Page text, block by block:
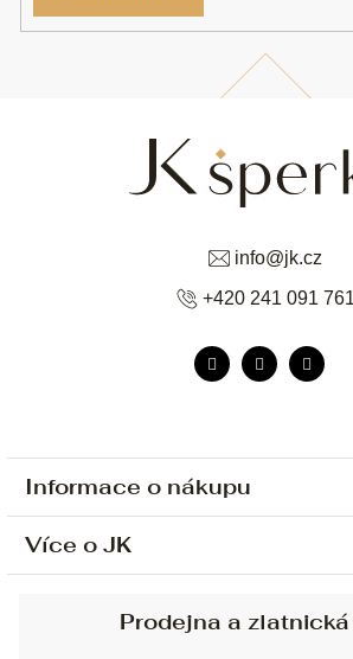
Informace o nákupu
Ochrana osobních údajů
Sjednání osobní schůzky
Více o JK
info@jk.cz
+420 241 091 761
Prodejna a